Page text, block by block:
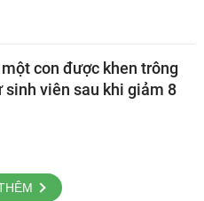
con được khen trông
sinh viên sau khi giảm 8